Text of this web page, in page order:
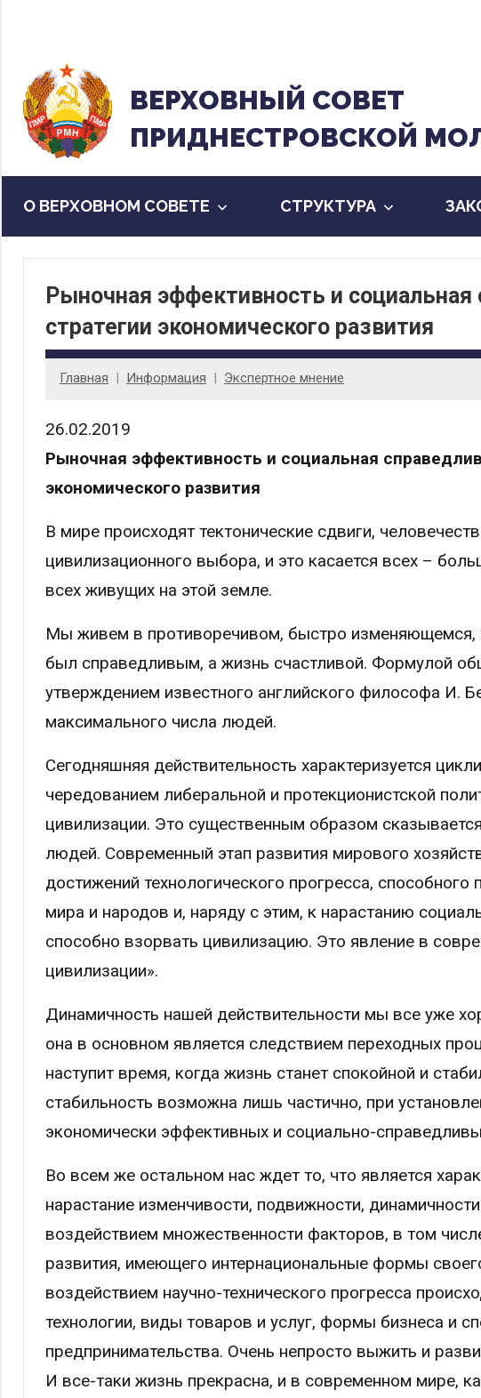
содержанию
ВЕРХОВНЫЙ CОВЕТ
ПРИДНЕСТРОВСКОЙ
О ВЕРХОВНОМ СОВЕТЕ CТРУКТУРА
Рыночная эффективность и
стратегии экономического развития
Главная Информация Экспертное мнение
26.02.2019
Рыночная эффективность и социальная
экономического развития
В мире происходят тектонические сдвиги,
цивилизационного выбора, и это касается всех –
всех живущих на этой земле.
Мы живем в противоречивом, быстро изменяющемся,
был справедливым, а жизнь счастливой. Формулой
утверждением известного английского философа И.
максимального числа людей.
Сегодняшняя действительность характеризуется
чередованием либеральной и протекционистской
цивилизации. Это существенным образом
людей. Современный этап развития мирового
достижений технологического прогресса,
мира и народов и, наряду с этим, к нарастанию
способно взорвать цивилизацию. Это явление в
цивилизации».
Динамичность нашей действительности мы все уже
она в основном является следствием переходных
наступит время, когда жизнь станет спокойной и
стабильность возможна лишь частично, при
экономически эффективных и социально-
Во всем же остальном нас ждет то, что является
нарастание изменчивости, подвижности,
воздействием множественности факторов, в том
развития, имеющего интернациональные формы
воздействием научно-технического прогресса
технологии, виды товаров и услуг, формы бизнеса и
предпринимательства. Очень непросто выжить и
И все-таки жизнь прекрасна, и в современном мире,